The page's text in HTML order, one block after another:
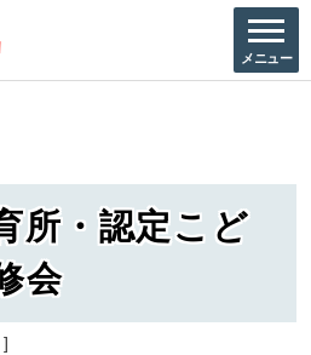
メニュー
所・認定こど
会
]